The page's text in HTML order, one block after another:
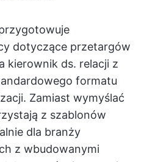
dotyczące przetargów
kierownik ds. relacji z
formatu
Zamiast wymyślać
z szablonów
dla branży
z wbudowanymi